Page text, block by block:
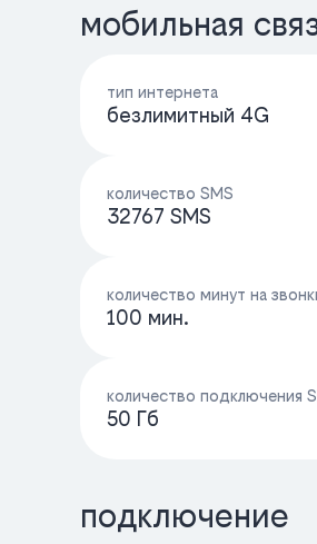
мобильная
тип интернета
безлимитный 4G
количество SMS
32767 SMS
количество минут на
100 мин.
количество подключения
50 Гб
подключение